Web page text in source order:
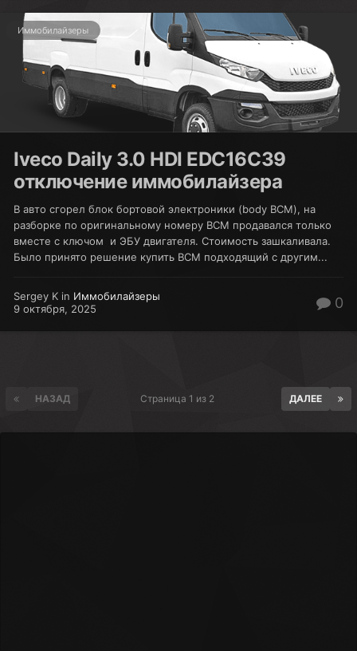
Иммобилайзеры
Iveco Daily 3.0 HDI EDC16C39
отключение иммобилайзера
В авто сгорел блок бортовой электроники (body BCM), на
разборке по оригинальному номеру BCM продавался только
вместе с ключом и ЭБУ двигателя. Стоимость зашкаливала.
Было принято решение купить BCM подходящий с другим...
Sergey K in Иммобилайзеры
9 октября, 2025
0
НАЗАД ДАЛЕЕ
Страница 1 из 2